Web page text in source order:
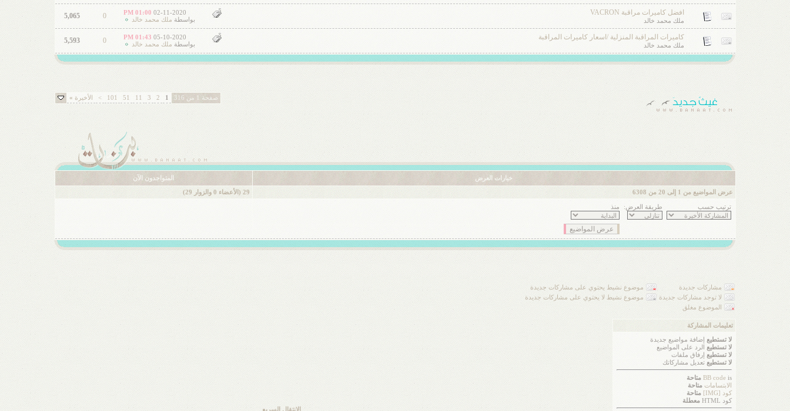
افضل كاميرات مراقبة VACRON
ملك محمد خالد
02-11-2020
01:00 PM
بواسطة ملك محمد خالد 0
5,065
كاميرات المراقبة المنزلية /اسعار كاميرات المراقبة
ملك محمد خالد
05-10-2020
01:43 PM
بواسطة ملك محمد خالد 0
5,593
صفحة 1 من 316 1
2
3
11
51
101
> الأخيرة »
خيارات العرض المتواجدون الآن
عرض المواضيع من 1 إلى 20 من 6308 29 (الأعضاء 0 والزوار 29)
ترتيب حسب طريقة العرض: منذ
مشاركات جديدة
موضوع نشيط يحتوي على مشاركات جديدة
لا توجد مشاركات جديدة
موضوع نشيط لا يحتوي على مشاركات جديدة
الموضوع مغلق
تعليمات المشاركة
لا تستطيع
إضافة مواضيع جديدة
لا تستطيع
الرد على المواضيع
لا تستطيع
إرفاق ملفات
لا تستطيع تعديل مشاركاتك
BB codeis
متاحة
الابتسامات متاحة
كود [IMG]
متاحة
كود HTML
معطلة
الانتقال السريع